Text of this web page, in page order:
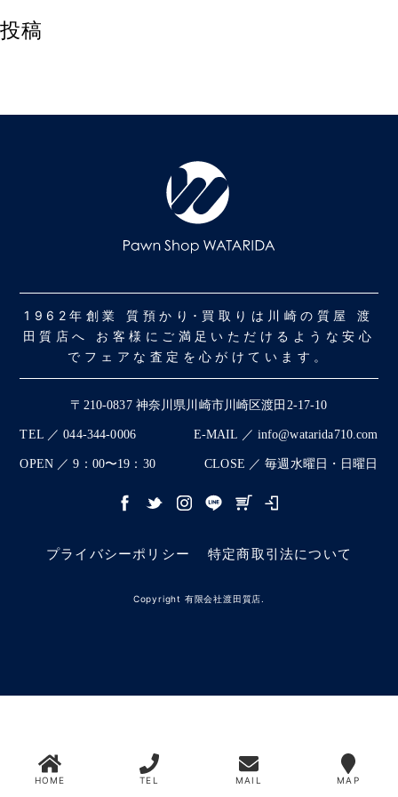
投稿
1962年創業 質預かり･買取りは川崎の質屋 渡
田質店へ お客様にご満足いただけるような安心
でフェアな査定を心がけています。
〒210-0837 神奈川県川崎市川崎区渡田2-17-10
TEL ／ 044-344-0006 E-MAIL ／ info@watarida710.com
OPEN ／ 9：00〜19：30 CLOSE ／ 毎週水曜日・日曜日
プライバシーポリシー 特定商取引法について
Copyright 有限会社渡田質店.
HOME TEL MAIL MAP